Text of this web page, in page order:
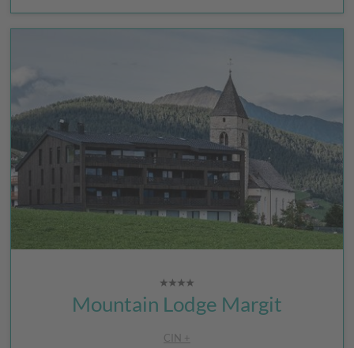
Mountain Lodge Margit
CIN +